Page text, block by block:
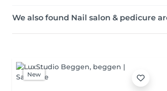
We also found Nail salon & pedicure
New